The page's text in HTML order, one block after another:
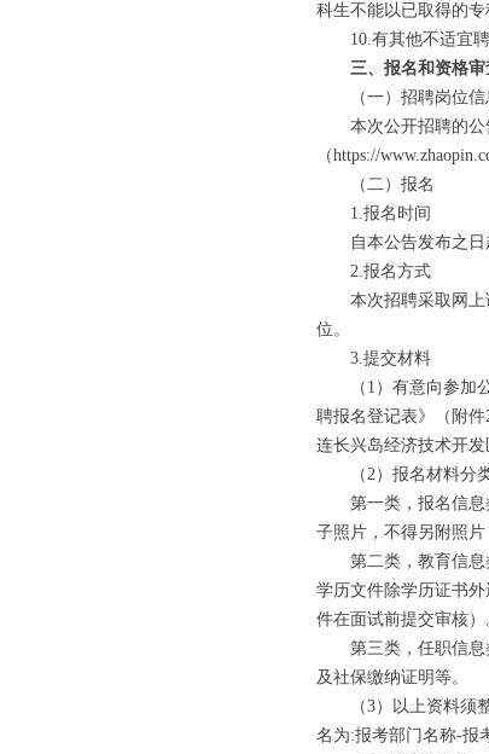
科生不能以已取得的专
10.有其他不适宜聘
三、报名和资格审
（一）招聘岗位信
本次公开招聘的公告
（https://
（二）报名
1.报名时间
自本公告发布之日起
2.报名方式
本次招聘采取网上诚
位。
3.提交材料
（1）有意向参加公
聘报名登记表》（附
连长兴岛经济技术开
（2）报名材料分类
第一类，报名信息类
子照片，不得另附照
第二类，教育信息类
学历文件除学历证书
件在面试前提交审核）
第三类，任职信息类
及社保缴纳证明等。
（3）以上资料须整
名为:报考部门名称-报